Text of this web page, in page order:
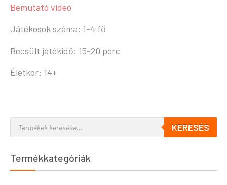
Bemutató videó
Játékosok száma: 1-4 fő
Becsült játékidő: 15-20 perc
Életkor: 14+
KERESÉS
Termékkategóriák